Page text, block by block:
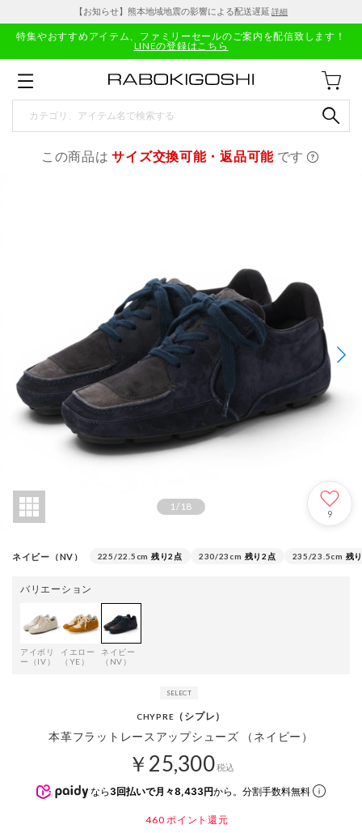
【お知らせ】熊本地域地震の影響による配送遅延 詳細
特集やおすすめアイテム、ファミリーセールのご案内を配信致します！
LINEの登録はこちら
この商品はサイズ交換可能・返品可能 です
1/ 18
9
ネイビー（NV） 225/22.5cm 残り2点 230/23cm 残り2点 235/23.5cm 残
バリエーション
アイボリ
ー（IV）
イエロー
（YE）
ネイビー
（NV）
CHYPRE （シプレ）
本革フラットレースアップシューズ （ネイビー）
￥25,300税込
なら 3回払いで月々8,433円から。分割手数料無料
460 ポイント還元